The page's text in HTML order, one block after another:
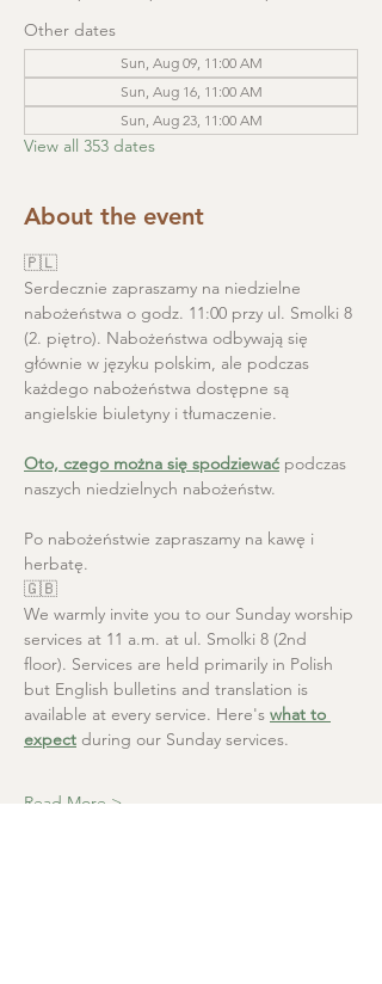
Other dates
Sun, Aug 09, 11:00 AM
Sun, Aug 16, 11:00 AM
Sun, Aug 23, 11:00 AM
View all 353 dates
About the event
🇵🇱
Serdecznie zapraszamy na niedzielne
nabożeństwa o godz. 11:00 przy ul. Smolki 8
(2. piętro). Nabożeństwa odbywają się
głównie w języku polskim, ale podczas
każdego nabożeństwa dostępne są
angielskie biuletyny i tłumaczenie.
Oto, czego można się spodziewać podczas
naszych niedzielnych nabożeństw.
Po nabożeństwie zapraszamy na kawę i
herbatę.
🇬🇧
We warmly invite you to our Sunday worship
services at 11 a.m. at ul. Smolki 8 (2nd
floor). Services are held primarily in Polish
but English bulletins and translation is
available at every service. Here's what to
expect during our Sunday services.
Read More >